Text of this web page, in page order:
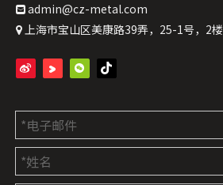
 admin@cz-metal.com
 上海市宝山区美康路39弄，25-1号，2楼